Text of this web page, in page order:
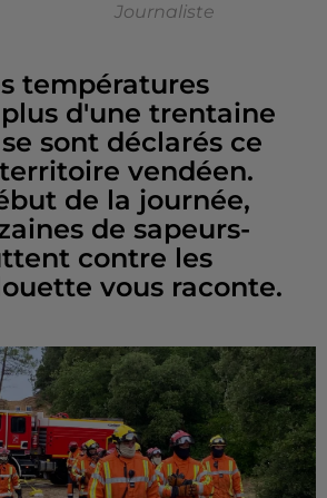
Journaliste
températures
d'une trentaine
sont déclarés ce
vendéen.
de la journée,
de sapeurs-
contre les
vous raconte.